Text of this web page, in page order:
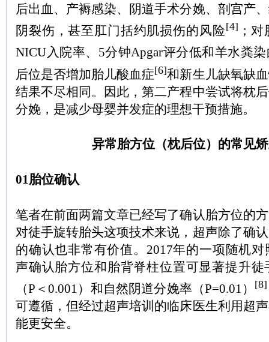
后出血、产褥感染、阴道手术分娩、剖宫产
阴裂伤，甚至肛门括约肌损伤的风险[4] ；
NICU入院率、5分钟Apgar评分低和羊水粪
后位是否增加胎儿酸血症[6]和新生儿缺氧缺
结果不尽相同。因此，第二产程中尝试将枕
分娩，是减少母婴并发症的理想干预措施。
异常胎方位（枕后位）的常见
01胎位确认
笔者在前面两篇文章已经写了确认胎方位的
对徒手旋转胎头这项技术来说，超声除了确
的确认也非常有价值。2017年的一项随机
声确认胎方位和胎背脊柱位置可显著提升
（P＜0.001）和自然阴道分娩率（P=0.01）
[8]
可遵循，但经过超声培训的临床医生利用超
能更安全。